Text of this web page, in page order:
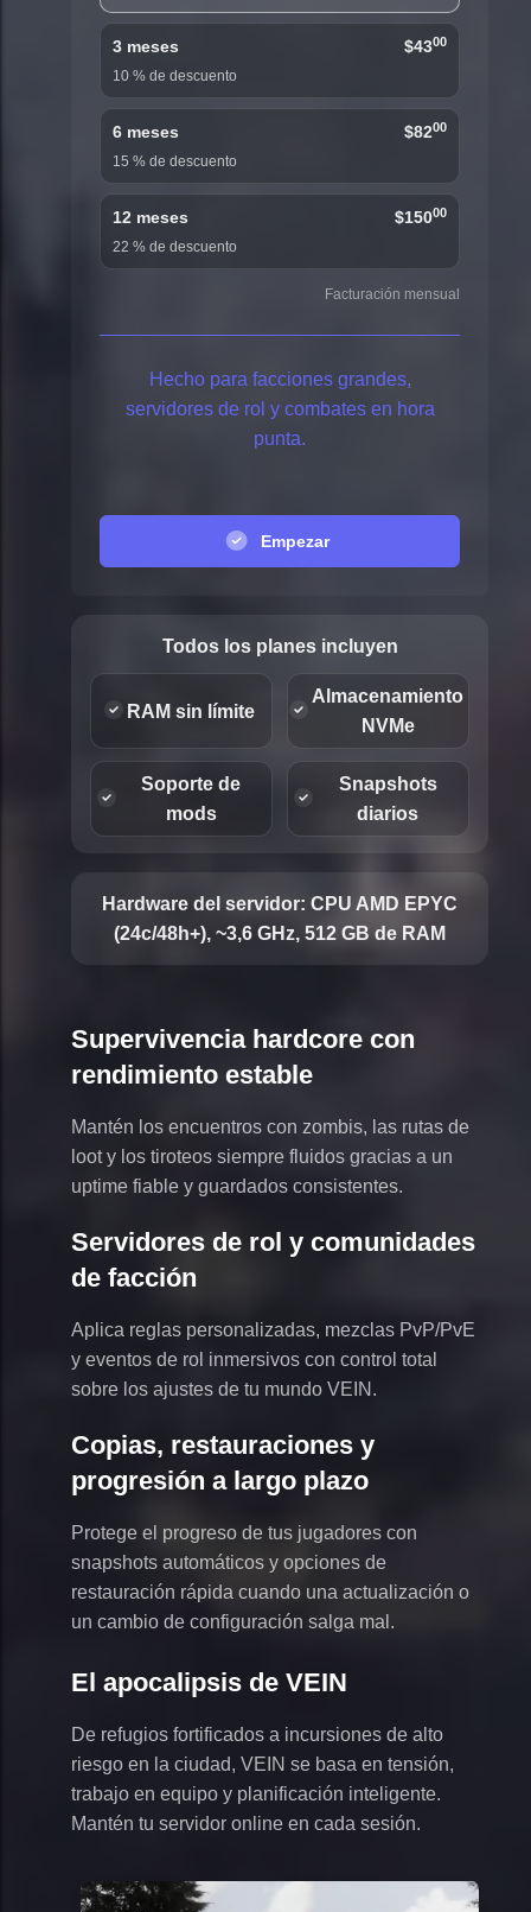
3 meses $4300
10 % de descuento
6 meses $8200
15 % de descuento
12 meses $15000
22 % de descuento
Facturación mensual
Hecho para facciones grandes,
servidores de rol y combates en hora
punta.
Empezar
Todos los planes incluyen
RAM sin límite
Almacenamiento
NVMe
Soporte de
mods
Snapshots
diarios
Hardware del servidor: CPU AMD EPYC
(24c/48h+), ~3,6 GHz, 512 GB de RAM
Supervivencia hardcore con
rendimiento estable
Mantén los encuentros con zombis, las rutas de
loot y los tiroteos siempre fluidos gracias a un
uptime fiable y guardados consistentes.
Servidores de rol y comunidades
de facción
Aplica reglas personalizadas, mezclas PvP/PvE
y eventos de rol inmersivos con control total
sobre los ajustes de tu mundo VEIN.
Copias, restauraciones y
progresión a largo plazo
Protege el progreso de tus jugadores con
snapshots automáticos y opciones de
restauración rápida cuando una actualización o
un cambio de configuración salga mal.
El apocalipsis de VEIN
De refugios fortificados a incursiones de alto
riesgo en la ciudad, VEIN se basa en tensión,
trabajo en equipo y planificación inteligente.
Mantén tu servidor online en cada sesión.